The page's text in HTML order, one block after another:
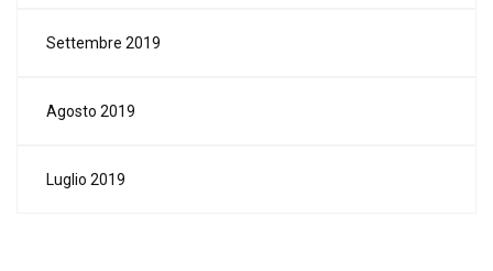
Settembre 2019
Agosto 2019
Luglio 2019